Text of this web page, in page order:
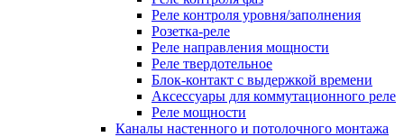
Реле контроля уровня/заполнения
Розетка-реле
Реле направления мощности
Реле твердотельное
Блок-контакт с выдержкой времени
Аксессуары для коммутационного реле
Реле мощности
Каналы настенного и потолочного монтажа